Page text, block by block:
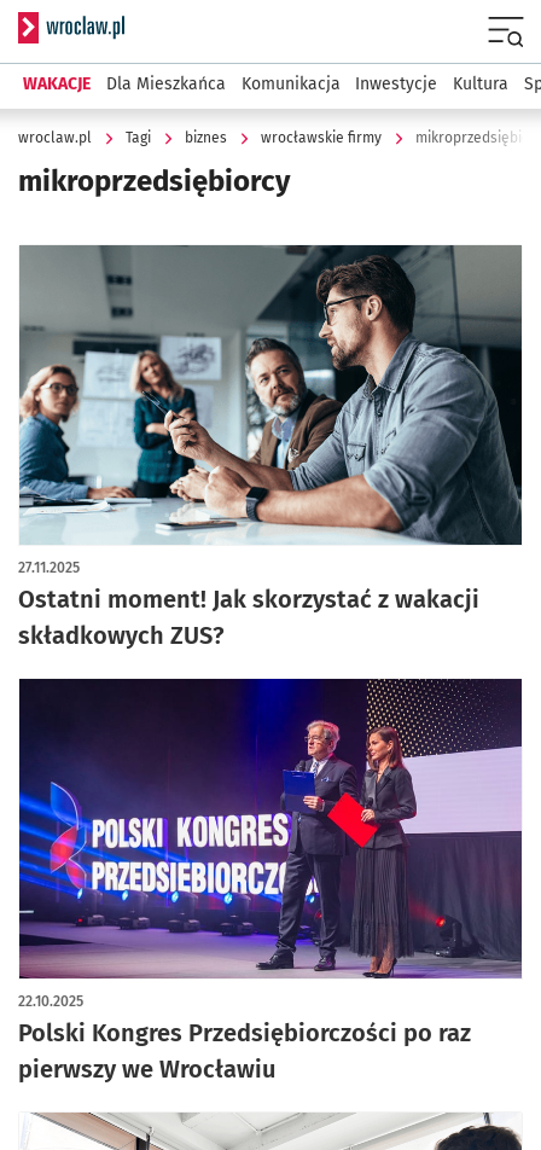
Serwis informacyjny wroclaw.pl
WAKACJE Dla Mieszkańca Komunikacja Inwestycje Kultura
wroclaw.pl Tagi biznes wrocławskie firmy
mikroprzedsiębiorcy
Ostatni moment! Jak skorzystać z wakacji
składkowych ZUS?
27.11.2025
Polski Kongres Przedsiębiorczości po raz
pierwszy we Wrocławiu
22.10.2025